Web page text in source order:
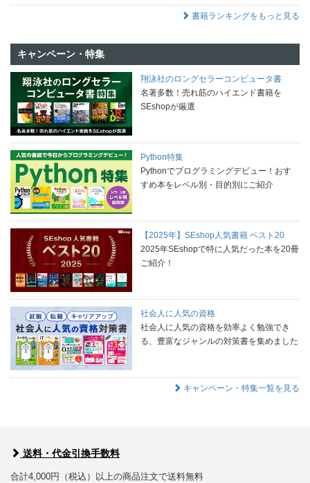
書籍ランキングをもっと見る
キャンペーン・特集
翔泳社のロングセラーコンピュータ書
名著多数！売れ筋のハイエンド書籍を
SEshopが厳選
Python特集
Pythonでプログラミングデビュー！おす
すめ本をレベル別・目的別にご紹介
【2025年】SEshop人気書籍 ベスト20
2025年SEshopで特に人気だった本を20冊
ご紹介！
社会人に人気の資格
社会人に人気の資格を効率よく勉強でき
る、豊富なジャンルの対策書を集めました
キャンペーン・特集一覧を見る
送料・代金引換手数料
合計4,000円（税込）以上の商品注文で送料無料